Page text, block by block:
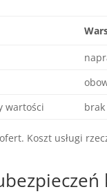
wartości
Koszt usługi